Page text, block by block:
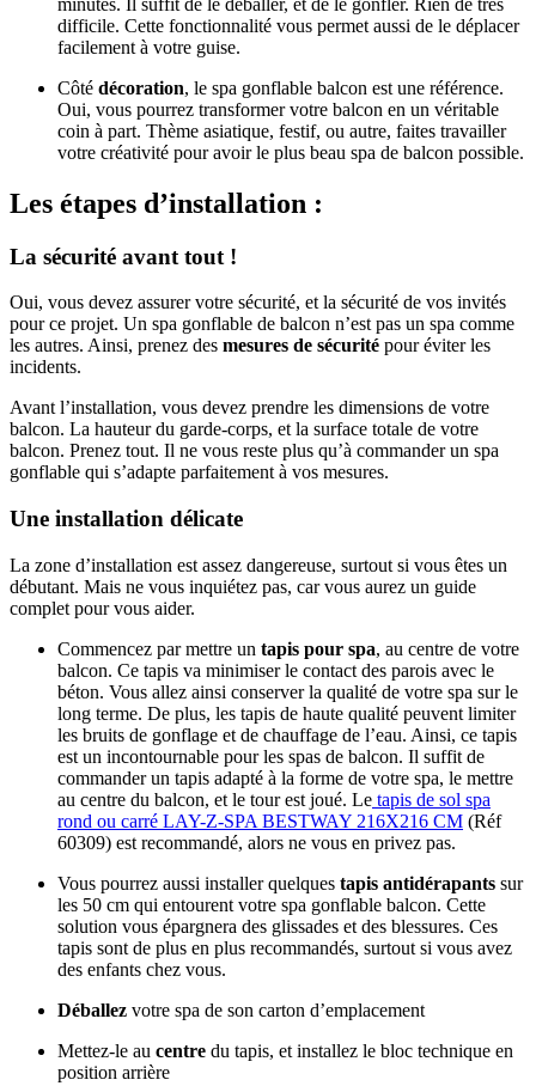
difficile. Cette fonctionnalité vous permet aussi de le déplacer
facilement à votre guise.
Côté décoration, le spa gonflable balcon est une référence.
Oui, vous pourrez transformer votre balcon en un véritable
coin à part. Thème asiatique, festif, ou autre, faites travailler
votre créativité pour avoir le plus beau spa de balcon possible.
Les étapes d’installation :
La sécurité avant tout !
Oui, vous devez assurer votre sécurité, et la sécurité de vos invités
pour ce projet. Un spa gonflable de balcon n’est pas un spa comme
les autres. Ainsi, prenez des mesures de sécurité pour éviter les
incidents.
Avant l’installation, vous devez prendre les dimensions de votre
balcon. La hauteur du garde-corps, et la surface totale de votre
balcon. Prenez tout. Il ne vous reste plus qu’à commander un spa
gonflable qui s’adapte parfaitement à vos mesures.
Une installation délicate
La zone d’installation est assez dangereuse, surtout si vous êtes un
débutant. Mais ne vous inquiétez pas, car vous aurez un guide
complet pour vous aider.
Commencez par mettre un tapis pour spa, au centre de votre
balcon. Ce tapis va minimiser le contact des parois avec le
béton. Vous allez ainsi conserver la qualité de votre spa sur le
long terme. De plus, les tapis de haute qualité peuvent limiter
les bruits de gonflage et de chauffage de l’eau. Ainsi, ce tapis
est un incontournable pour les spas de balcon. Il suffit de
commander un tapis adapté à la forme de votre spa, le mettre
au centre du balcon, et le tour est joué. Le tapis de sol spa
rond ou carré LAY-Z-SPA BESTWAY 216X216 CM (Réf
60309) est recommandé, alors ne vous en privez pas.
Vous pourrez aussi installer quelques tapis antidérapants sur
les 50 cm qui entourent votre spa gonflable balcon. Cette
solution vous épargnera des glissades et des blessures. Ces
tapis sont de plus en plus recommandés, surtout si vous avez
des enfants chez vous.
Déballez votre spa de son carton d’emplacement
Mettez-le au centre du tapis, et installez le bloc technique en
position arrière